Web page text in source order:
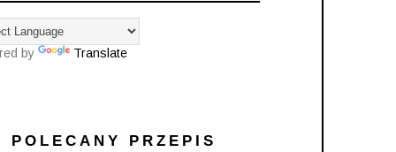
by Translate
POLECANY PRZEPIS